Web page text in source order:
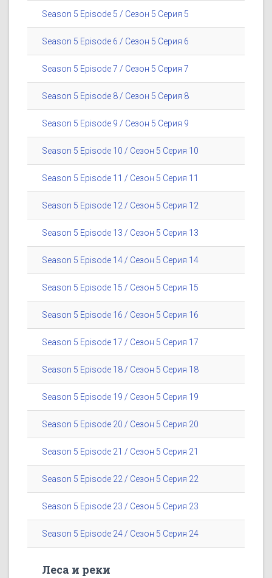
Season 5 Episode 5 / Сезон 5 Серия 5
Season 5 Episode 6 / Сезон 5 Серия 6
Season 5 Episode 7 / Сезон 5 Серия 7
Season 5 Episode 8 / Сезон 5 Серия 8
Season 5 Episode 9 / Сезон 5 Серия 9
Season 5 Episode 10 / Сезон 5 Серия 10
Season 5 Episode 11 / Сезон 5 Серия 11
Season 5 Episode 12 / Сезон 5 Серия 12
Season 5 Episode 13 / Сезон 5 Серия 13
Season 5 Episode 14 / Сезон 5 Серия 14
Season 5 Episode 15 / Сезон 5 Серия 15
Season 5 Episode 16 / Сезон 5 Серия 16
Season 5 Episode 17 / Сезон 5 Серия 17
Season 5 Episode 18 / Сезон 5 Серия 18
Season 5 Episode 19 / Сезон 5 Серия 19
Season 5 Episode 20 / Сезон 5 Серия 20
Season 5 Episode 21 / Сезон 5 Серия 21
Season 5 Episode 22 / Сезон 5 Серия 22
Season 5 Episode 23 / Сезон 5 Серия 23
Season 5 Episode 24 / Сезон 5 Серия 24
Леса и реки